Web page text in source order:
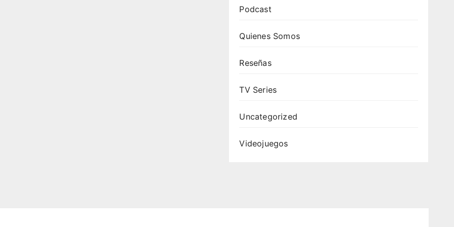
Podcast
Quienes Somos
Reseñas
TV Series
Uncategorized
Videojuegos